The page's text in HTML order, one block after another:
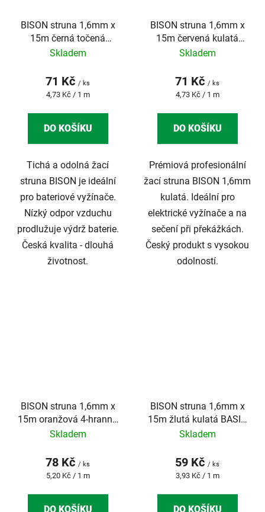
BISON struna 1,6mm x
15m černá točená
SILENT BLACK
Skladem
71 Kč / ks
Měrná
4,73 Kč / 1 m
DO KOŠÍKU
Tichá a odolná žací
struna BISON je ideální
pro bateriové vyžínače.
Nízký odpor vzduchu
prodlužuje výdrž baterie.
Česká kvalita - dlouhá
životnost.
BISON struna 1,6mm x
15m červená kulatá
PROFI
Skladem
71 Kč / ks
Měrná
4,73 Kč / 1 m
DO KOŠÍKU
Prémiová profesionální
žací struna BISON 1,6mm
kulatá. Ideální pro
elektrické vyžínače a na
sečení při překážkách.
Český produkt s vysokou
odolností.
BISON struna 1,6mm x
15m oranžová 4-hranná
SUPER PROFI
Skladem
78 Kč / ks
Měrná
5,20 Kč / 1 m
DO KOŠÍKU
BISON struna 1,6mm x
15m žlutá kulatá BASIC
PROFI
Skladem
59 Kč / ks
Měrná
3,93 Kč / 1 m
DO KOŠÍKU